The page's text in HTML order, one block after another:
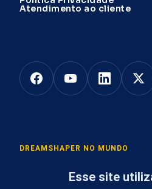
Atendimento ao cliente
DREAMSHAPER NO MUNDO
Inovabra Habitat, Av.
Esse site